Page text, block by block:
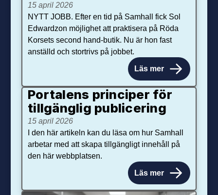
15 april 2026
NYTT JOBB. Efter en tid på Samhall fick Sol
Edwardzon möjlighet att praktisera på Röda
Korsets second hand-butik. Nu är hon fast
anställd och stortrivs på jobbet.
Läs mer
Portalens principer för
tillgänglig publicering
15 april 2026
I den här artikeln kan du läsa om hur Samhall
arbetar med att skapa tillgängligt innehåll på
den här webbplatsen.
Läs mer